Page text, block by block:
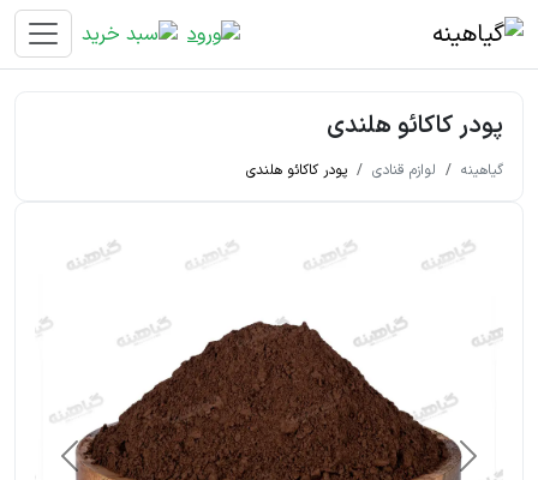
پودر کاکائو هلندی
گیاهینه لوازم قنادی پودر کاکائو هلندی
قبلی بعدی